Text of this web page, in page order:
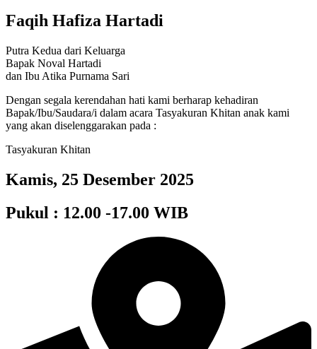
Faqih Hafiza Hartadi
Putra Kedua dari Keluarga
Bapak Noval Hartadi
dan Ibu Atika Purnama Sari
Dengan segala kerendahan hati kami berharap kehadiran
Bapak/Ibu/Saudara/i dalam acara Tasyakuran Khitan anak kami
yang akan diselenggarakan pada :
Tasyakuran Khitan
Kamis, 25 Desember 2025
Pukul : 12.00 -17.00 WIB